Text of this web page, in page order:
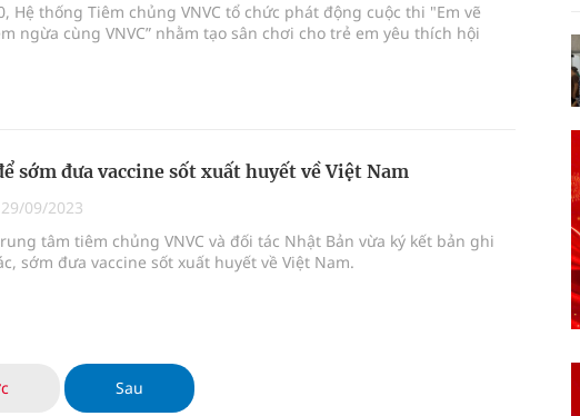
Hệ thống Tiêm chủng VNVC tổ chức phát động cuộc thi "Em vẽ
ngừa cùng VNVC” nhằm tạo sân chơi cho trẻ em yêu thích hội
sớm đưa vaccine sốt xuất huyết về Việt Nam
29/09/2023
tâm tiêm chủng VNVC và đối tác Nhật Bản vừa ký kết bản ghi
sớm đưa vaccine sốt xuất huyết về Việt Nam.
Sau